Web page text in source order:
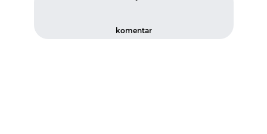
komentar